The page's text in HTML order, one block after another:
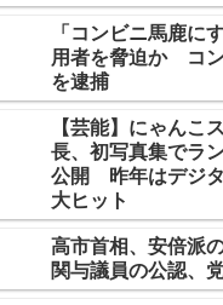
「コンビニ馬鹿に
用者を脅迫か コ
を逮捕
【芸能】にゃんこ
長、初写真集でラ
公開 昨年はデジ
大ヒット
高市首相、安倍派
関与議員の公認、